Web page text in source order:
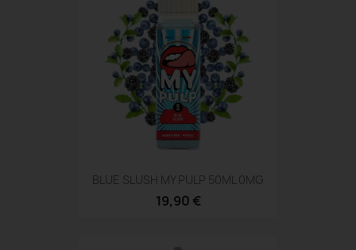
BLUE SLUSH MY PULP 50ML 0MG
19,90 €